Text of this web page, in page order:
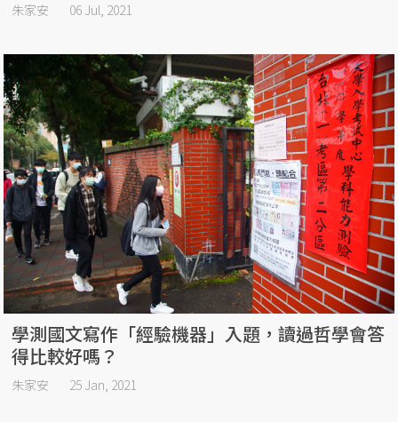
朱家安 06 Jul, 2021
學測國文寫作「經驗機器」入題，讀過哲學會答
得比較好嗎？
朱家安 25 Jan, 2021